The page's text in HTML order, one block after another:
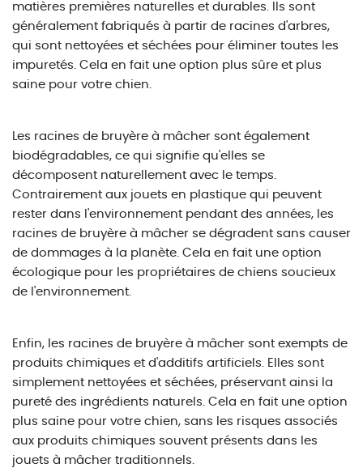
matières premières naturelles et durables. Ils sont
généralement fabriqués à partir de racines d'arbres,
qui sont nettoyées et séchées pour éliminer toutes les
impuretés. Cela en fait une option plus sûre et plus
saine pour votre chien.
Les racines de bruyère à mâcher sont également
biodégradables, ce qui signifie qu'elles se
décomposent naturellement avec le temps.
Contrairement aux jouets en plastique qui peuvent
rester dans l'environnement pendant des années, les
racines de bruyère à mâcher se dégradent sans causer
de dommages à la planète. Cela en fait une option
écologique pour les propriétaires de chiens soucieux
de l'environnement.
Enfin, les racines de bruyère à mâcher sont exempts de
produits chimiques et d'additifs artificiels. Elles sont
simplement nettoyées et séchées, préservant ainsi la
pureté des ingrédients naturels. Cela en fait une option
plus saine pour votre chien, sans les risques associés
aux produits chimiques souvent présents dans les
jouets à mâcher traditionnels.